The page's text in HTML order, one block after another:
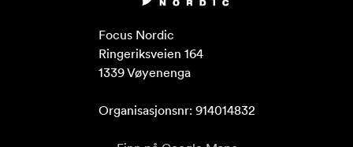
Focus Nordic
Ringeriksveien 164
1339 Vøyenenga
Organisasjonsnr: 914014832